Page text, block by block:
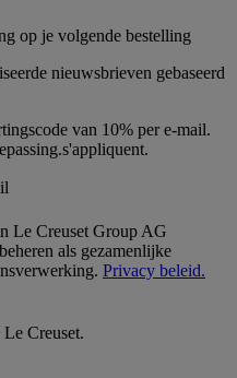
op je volgende bestelling
nieuwsbrieven gebaseerd
van 10% per e-mail.
Le Creuset Group AG
als gezamenlijke
Privacy beleid.
Creuset.